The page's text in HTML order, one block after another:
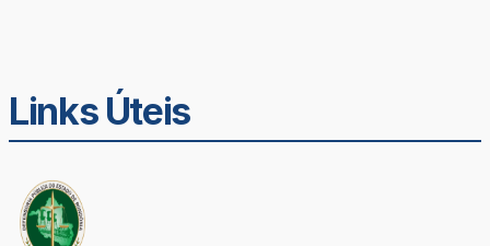
Links Úteis